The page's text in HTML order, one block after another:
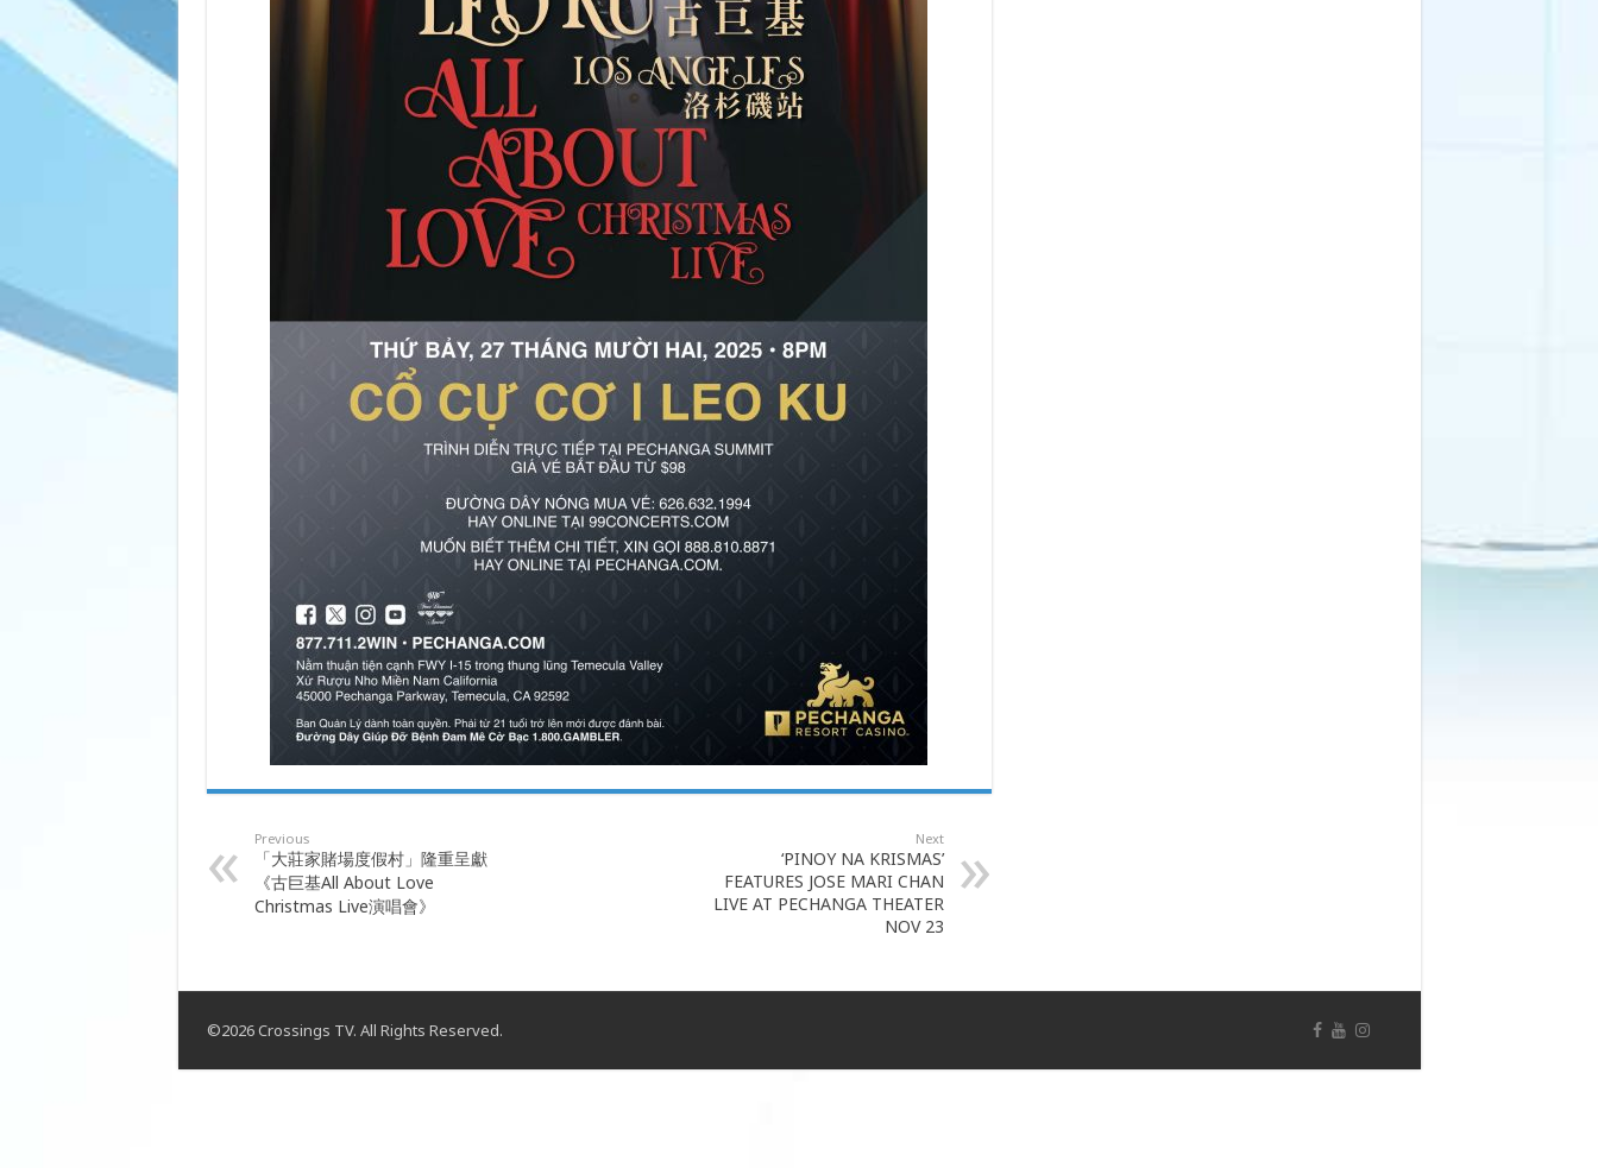
Previous
「大莊家賭場度假村」隆重呈獻
《古巨基All About Love
Christmas Live演唱會》
Next
‘PINOY NA KRISMAS’
FEATURES JOSE MARI CHAN
LIVE AT PECHANGA THEATER
NOV 23
©2026 Crossings TV. All Rights Reserved.